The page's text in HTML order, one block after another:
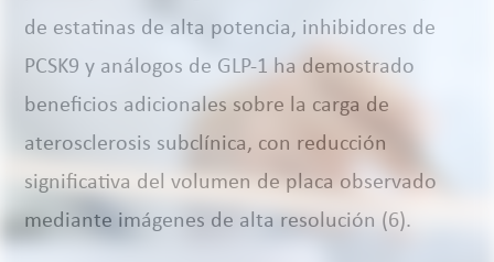
de estatinas de alta potencia, inhibidores de
PCSK9 y análogos de GLP-1 ha demostrado
beneficios adicionales sobre la carga de
aterosclerosis subclínica, con reducción
significativa del volumen de placa observado
mediante imágenes de alta resolución (6).